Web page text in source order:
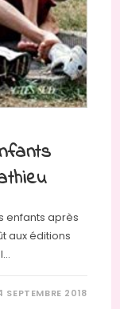
enfants après
aux éditions
SEPTEMBRE 2018